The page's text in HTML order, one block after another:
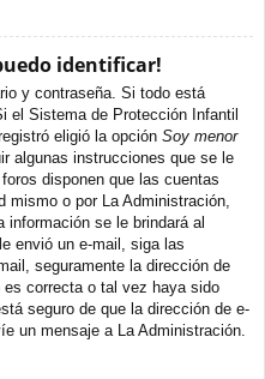
identificar!
y contraseña. Si todo está
el Sistema de Protección Infantil
eligió la opción Soy menor
algunas instrucciones que se le
disponen que las cuentas
o por La Administración,
se le brindará al
envió un e-mail, siga las
seguramente la dirección de
es correcta o tal vez haya sido
seguro de que la dirección de e-
un mensaje a La Administración.